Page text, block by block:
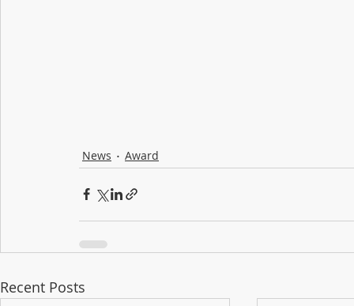
News Award
Recent Posts